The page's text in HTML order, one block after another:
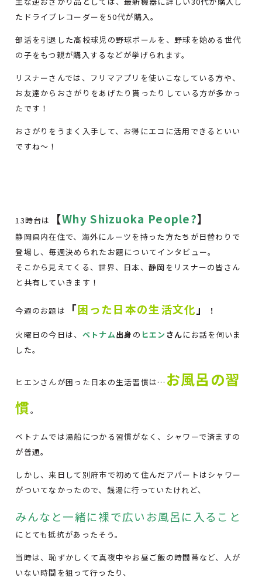
たドライブレコーダーを50代が購入。
部活を引退した高校球児の野球ボールを、野球を始める世代
の子をもつ親が購入するなどが挙げられます。
リスナーさんでは、フリマアプリを使いこなしている方や、
お友達からおさがりをあげたり貰ったりしている方が多かっ
たです！
おさがりをうまく入手して、お得にエコに活用できるといい
ですね～！
13時台は 【Why Shizuoka People?】
静岡県内在住で、海外にルーツを持った方たちが日替わりで
登場し、毎週決められたお題についてインタビュー。
そこから見えてくる、世界、日本、静岡をリスナーの皆さん
と共有していきます！
今週のお題は 「困った日本の生活文化 」 ！
火曜日の今日は、 ベトナム出身 の ヒエン さんにお話を伺いま
した。
ヒエンさんが困った日本の生活習慣は… お風呂の習
慣。
ベトナムでは湯船につかる習慣がなく、シャワーで済ますの
が普通。
しかし、来日して別府市で初めて住んだアパートはシャワー
がついてなかったので、銭湯に行っていたけれど、
みんなと一緒に裸で広いお風呂に入ること
にとても抵抗があったそう。
当時は、恥ずかしくて真夜中やお昼ご飯の時間帯など、人が
いない時間を狙って行ったり、